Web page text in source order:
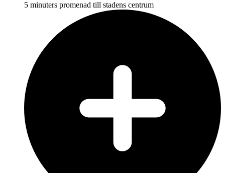
5 minuters promenad till stadens centrum